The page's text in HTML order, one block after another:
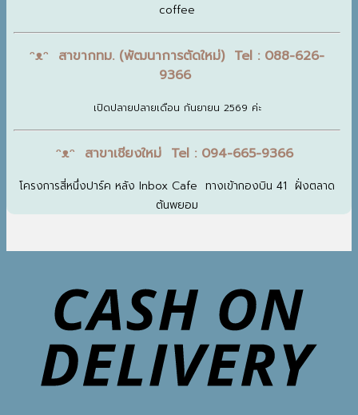
coffee
ᵔᴥᵔ สาขากทม. (พัฒนาการตัดใหม่) Tel : 088-626-
9366
เปิดปลายปลายเดือน กันยายน 2569 ค่ะ
ᵔᴥᵔ สาขาเชียงใหม่ Tel : 094-665-9366
โครงการสี่หนึ่งปาร์ค หลัง Inbox Cafe ทางเข้ากองบิน 41 ฝั่งตลาด
ต้นพยอม